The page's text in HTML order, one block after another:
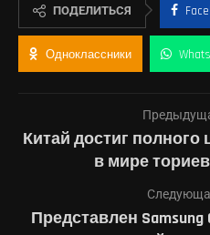
ПОДЕЛИТЬСЯ
Одноклассники
Китай достиг
в мире
Представлен Samsung